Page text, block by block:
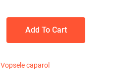
Add To Cart
Vopsele caparol